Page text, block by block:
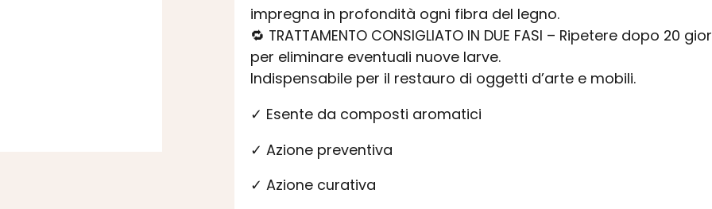
impregna in profondità ogni fibra del legno.
🔁 TRATTAMENTO CONSIGLIATO IN DUE FASI – Ripetere dopo 20
per eliminare eventuali nuove larve.
Indispensabile per il restauro di oggetti d’arte e mobili.
✓ Esente da composti aromatici
✓ Azione preventiva
✓ Azione curativa